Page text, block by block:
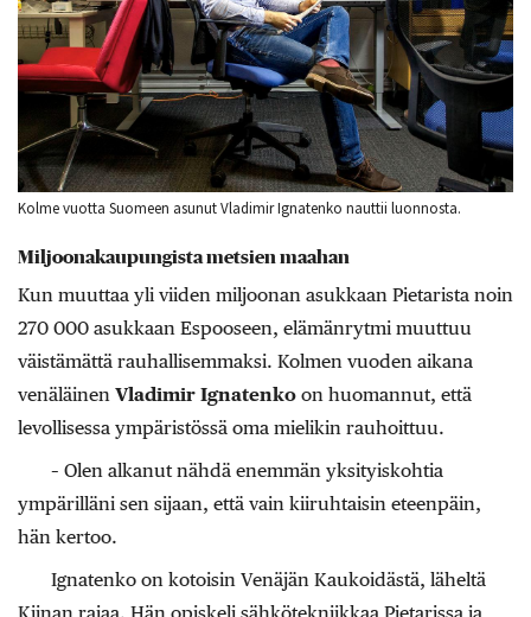
Kolme vuotta Suomeen asunut Vladimir Ignatenko nauttii luonnosta.
Miljoonakaupungista metsien maahan
Kun muuttaa yli viiden miljoonan asukkaan Pietarista noin
270 000 asukkaan Espooseen, elämänrytmi muuttuu
väistämättä rauhallisemmaksi. Kolmen vuoden aikana
venäläinen Vladimir Ignatenko on huomannut, että
levollisessa ympäristössä oma mielikin rauhoittuu.
– Olen alkanut nähdä enemmän yksityiskohtia
ympärilläni sen sijaan, että vain kiiruhtaisin eteenpäin,
hän kertoo.
Ignatenko on kotoisin Venäjän Kaukoidästä, läheltä
Kiinan rajaa. Hän opiskeli sähkötekniikkaa Pietarissa ja